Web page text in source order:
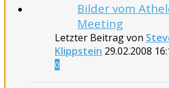
Bilder vom
Meeting
Letzter Beitrag von
Klippstein 29.02.2008
0